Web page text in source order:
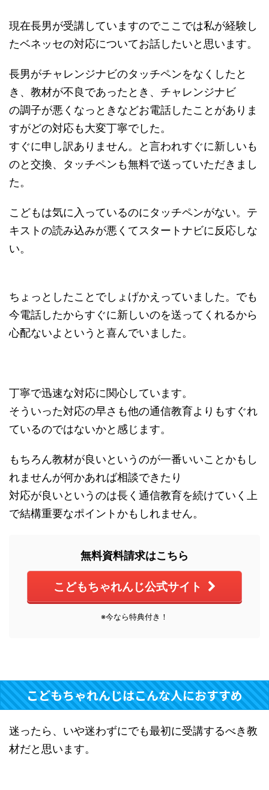
現在長男が受講していますのでここでは私が経験し
たベネッセの対応についてお話したいと思います。
長男がチャレンジナビのタッチペンをなくしたと
き、教材が不良であったとき、チャレンジナビ
の調子が悪くなっときなどお電話したことがありま
すがどの対応も大変丁寧でした。
すぐに申し訳ありません。と言われすぐに新しいも
のと交換、タッチペンも無料で送っていただきまし
た。
こどもは気に入っているのにタッチペンがない。テ
キストの読み込みが悪くてスタートナビに反応しな
い。
ちょっとしたことでしょげかえっていました。でも
今電話したからすぐに新しいのを送ってくれるから
心配ないよというと喜んでいました。
丁寧で迅速な対応に関心しています。
そういった対応の早さも他の通信教育よりもすぐれ
ているのではないかと感じます。
もちろん教材が良いというのが一番いいことかもし
れませんが何かあれば相談できたり
対応が良いというのは長く通信教育を続けていく上
で結構重要なポイントかもしれません。
無料資料請求はこちら
こどもちゃれんじ公式サイト
※今なら特典付き！
こどもちゃれんじはこんな人におすすめ
迷ったら、いや迷わずにでも最初に受講するべき教
材だと思います。